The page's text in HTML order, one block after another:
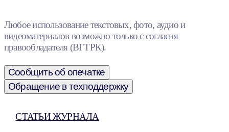
Любое использование текстовых, фото, аудио и
видеоматериалов возможно только с согласия
правообладателя (ВГТРК).
Сообщить об опечатке
Обращение в техподдержку
СТАТЬИ ЖУРНАЛА